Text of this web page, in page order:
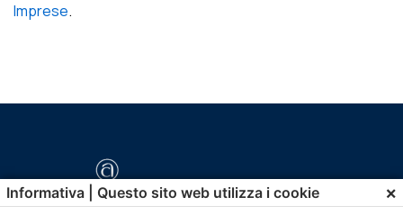
Imprese.
Informativa | Questo sito web utilizza i cookie ×